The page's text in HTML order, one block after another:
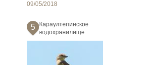
09/05/2018
5
Караултепинское
водохранилище